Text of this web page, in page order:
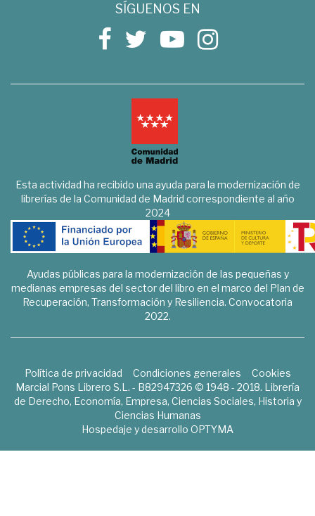
SÍGUENOS EN
Esta actividad ha recibido una ayuda para la modernización de
librerías de la Comunidad de Madrid correspondiente al año
2024
Ayudas públicas para la modernización de las pequeñas y
medianas empresas del sector del libro en el marco del Plan de
Recuperación, Transformación y Resiliencia. Convocatoria
2022.
Política de privacidad Condiciones generales
Cookies
Marcial Pons Librero S.L. - B82947326 © 1948 - 2018. Librería
de Derecho, Economía, Empresa, Ciencias Sociales, Historia y
Ciencias Humanas
Hospedaje y desarrollo OPTYMA